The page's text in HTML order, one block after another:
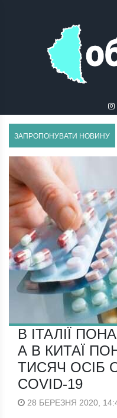
ЗАПРОПОНУВАТИ НОВИНУ
В ІТАЛІЇ
А В КИТАЇ
ТИСЯЧ ОСІБ
COVID-19
28 БЕРЕЗНЯ 2020,